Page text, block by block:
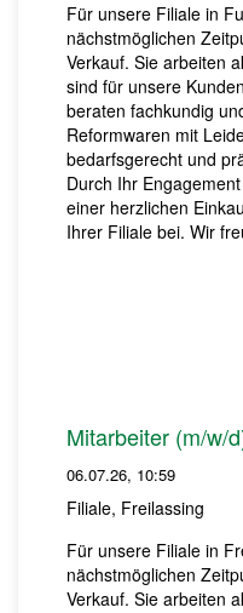
Für unsere Filiale in
nächstmöglichen
Verkauf. Sie arbeiten
sind für unsere
beraten fachkundig
Reformwaren mit
bedarfsgerecht und
Durch Ihr
einer herzlichen
Ihrer Filiale bei. Wir
Mitarbeiter (m/w/
06.07.26, 10:59
Filiale, Freilassing
Für unsere Filiale in
nächstmöglichen
Verkauf. Sie arbeiten